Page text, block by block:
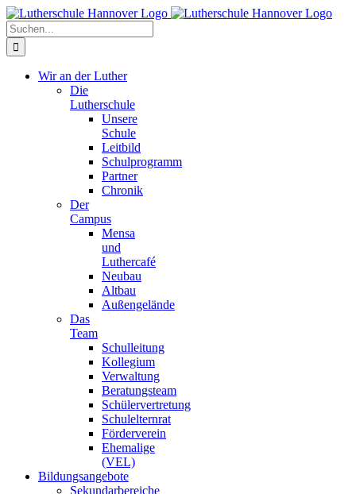
Zum
Inhalt
springen
Facebook
X
Instagram
Pinterest
Suche
nach:
Wir an der Luther
Die
Lutherschule
Unsere
Schule
Leitbild
Schulprogramm
Partner
Chronik
Der
Campus
Mensa
und
Luthercafé
Neubau
Altbau
Außengelände
Das
Team
Schulleitung
Kollegium
Verwaltung
Beratungsteam
Schülervertretung
Schulelternrat
Förderverein
Ehemalige
(VEL)
Bildungsangebote
Sekundarbereiche